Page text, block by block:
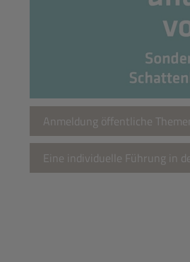
Anmeldung öffentliche
Eine individuelle Führung in